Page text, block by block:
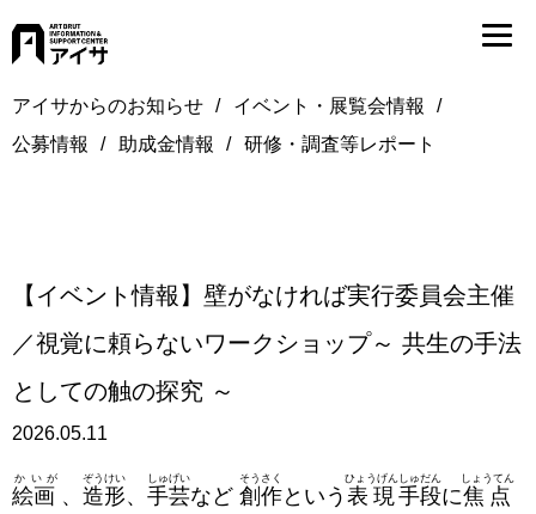
アイサからのお知らせ
イベント・展覧会情報
公募情報
助成金情報 研修・調査等レポート
【イベント情報】壁がなければ実行委員会主催
／視覚に頼らないワークショップ～ 共生の手法
としての触の探究 ～
2026.05.11
絵画
かいが
、 造形
ぞうけい
、 手芸
しゅげい
など 創作
そうさく
という 表現
ひょうげん
手段
しゅだん
に焦点
しょうてん